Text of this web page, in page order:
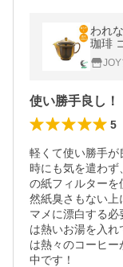
われ
珈琲
軽い
使い勝手良し！
5
軽くて使い勝手が
時にも気を遣わず
の紙フィルターを
然紙臭さもない上
マメに漂白する必
は熱いお湯を入
は熱々のコーヒ
中です！